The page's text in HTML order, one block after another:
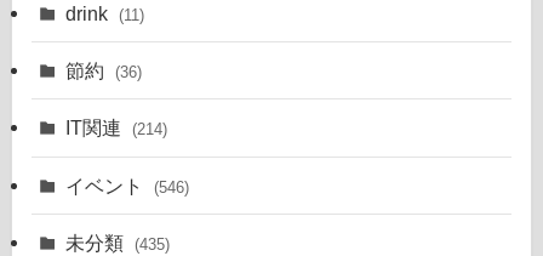
drink (11)
節約 (36)
IT関連 (214)
イベント (546)
未分類 (435)